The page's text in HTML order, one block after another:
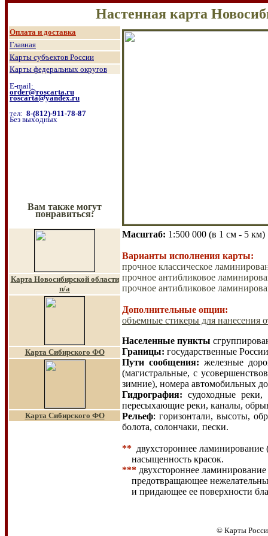
Настенная карта
Оплата и доставка
Главная
Карты субъектов России
Карты федеральных округов
E-mail:
order@roscarta.ru
roscarta@yandex.ru
тел: 8-(812)-911-78-87
Без выходных
Вам также могут
понравиться:
Масштаб: 1:500 000 (в 1 см - 5
Варианты исполнения карты:
прочное классическое
прочное антибликовое
прочное антибликовое
Дополнительные опции:
объемные стикеры для нанесения
Населенные пункты
Границы: государственные
Пути сообщения:железные
(магистральные, с
зимние), номера автомобильных
Гидрография: судоходные
пересыхающие реки, каналы,
Рельеф: горизонтали, высоты,
болота, солончаки, пески.
** двухстороннее
насыщенность красок.
*** двухстороннее
предотвращающее
и придающее ее поверхности
Карта Новосибирской области
п/а
Карта Сибирского ФО
Карта Сибирского ФО
© Карты